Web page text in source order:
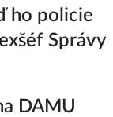
ho policie
Správy
DAMU